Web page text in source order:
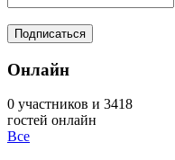
Онлайн
0 участников и 3418
гостей онлайн
Все